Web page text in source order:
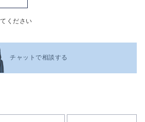
ください
チャットで相談する